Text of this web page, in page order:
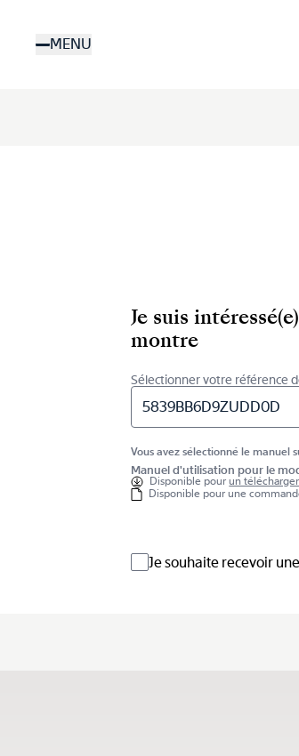
MENU
Je suis
montre
Sélectionner votre référence
5839BB6D9ZUDD0D
Vous avez sélectionné le manuel
Manuel d'utilisation pour le
Disponible pourun
Disponible pour une
Je souhaite recevoir